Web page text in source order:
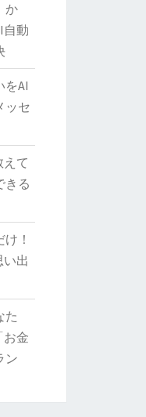
か
自動
をAI
ッセ
て
きる
！
出
た
お金
ン